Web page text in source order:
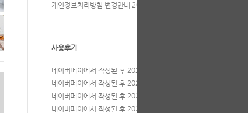
개인정보처리방침 변경안내 2022-09-29
사용후기
네이버페이에서 작성된 후 2026-03-27
네이버페이에서 작성된 후 2024-12-20
네이버페이에서 작성된 후 2024-08-28
네이버페이에서 작성된 후 2023-07-28